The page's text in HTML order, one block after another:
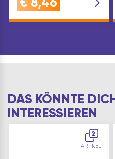
DAS KÖNNTE
INTERESSIEREN
2
ARTIKEL